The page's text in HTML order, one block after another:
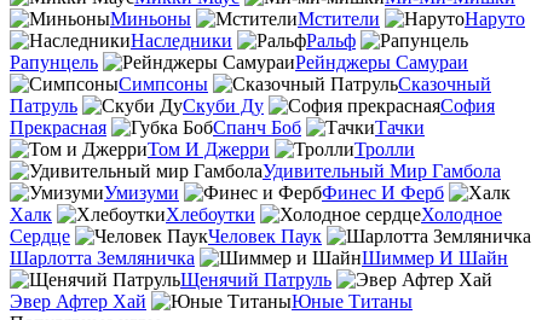
Миньоны
Мстители
Наруто
Наследники
Ральф
Рапунцель
Рейнджеры Самураи
Симпсоны
Сказочный
Патруль
Скуби Ду
София
Прекрасная
Спанч Боб
Тачки
Том И Джерри
Тролли
Удивительный Мир Гамбола
Умизуми
Финес И Ферб
Халк
Хлебоутки
Холодное
Сердце
Человек Паук
Шарлотта Земляничка
Шиммер И Шайн
Щенячий Патруль
Эвер Афтер Хай
Юные Титаны